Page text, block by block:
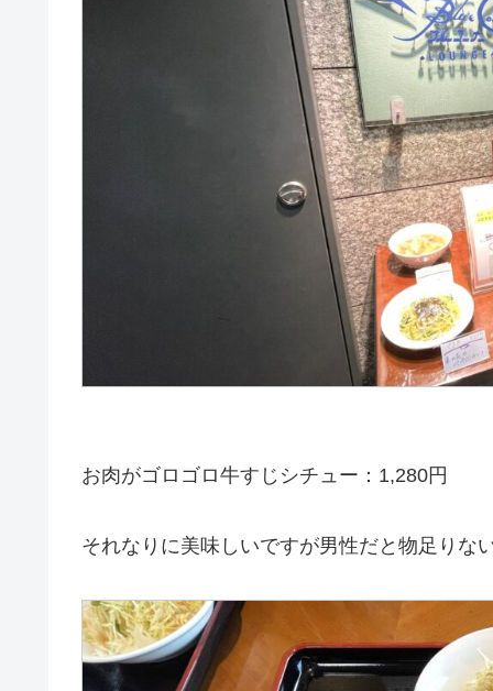
お肉がゴロゴロ牛すじシチュー：1,280円
それなりに美味しいですが男性だと物足りな